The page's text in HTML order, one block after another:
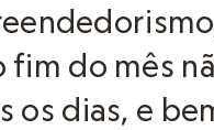
do mês
dias, e